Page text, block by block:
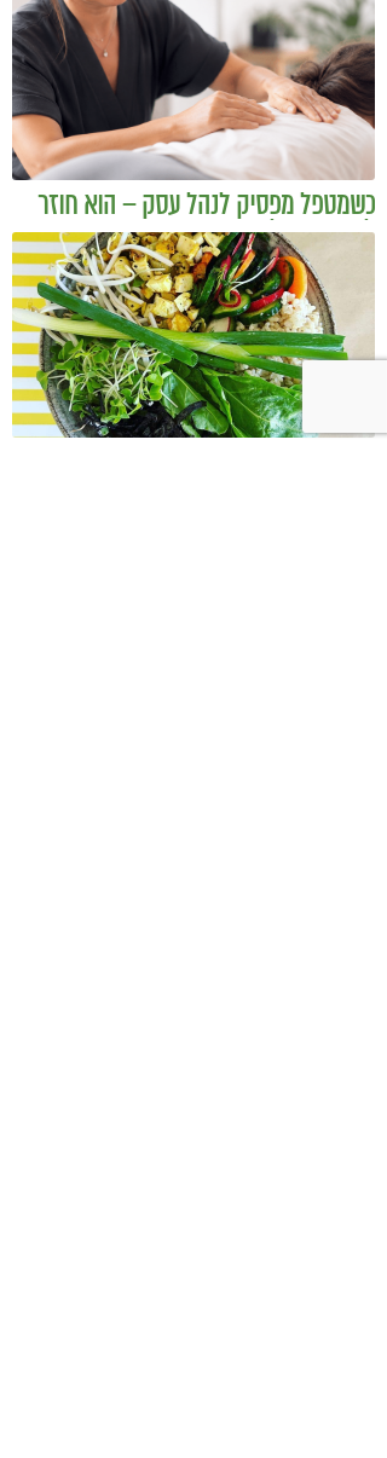
כשמטפל מפסיק לנהל עסק – הוא חוזר
להיות מטפל